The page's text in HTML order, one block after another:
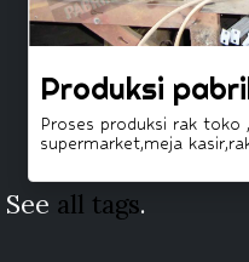
Produksi
Proses produksi rak toko
supermarket,meja
See all tags.